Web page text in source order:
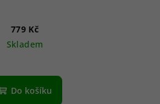
779 Kč
Skladem
Do košíku